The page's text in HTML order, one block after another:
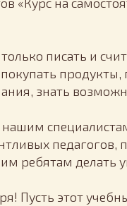
писать и
знать
педагогов,
ребятам делать
Пусть этот